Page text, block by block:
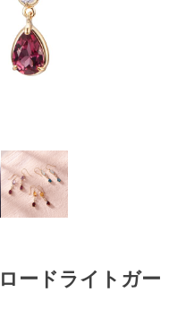
ードライトガー